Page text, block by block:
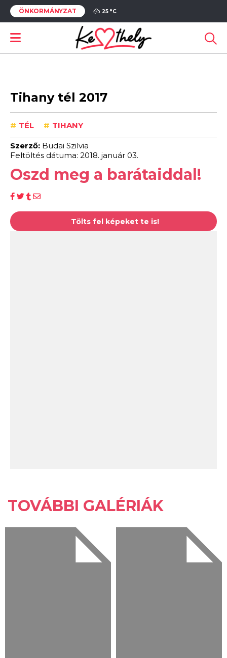
ÖNKORMÁNYZAT 25 °C
Tihany tél 2017
# TÉL # TIHANY
Szerző: Budai Szilvia
Feltöltés dátuma: 2018. január 03.
Oszd meg a barátaiddal!
Tölts fel képeket te is!
TOVÁBBI GALÉRIÁK